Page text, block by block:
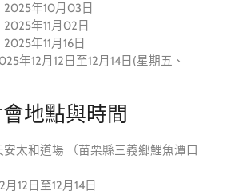
年10月03日
年11月02日
年11月16日
年12月12日至12月14日(星期五、
地點與時間
太和道場 （苗栗縣三義鄉鯉魚潭口
12日至12月14日